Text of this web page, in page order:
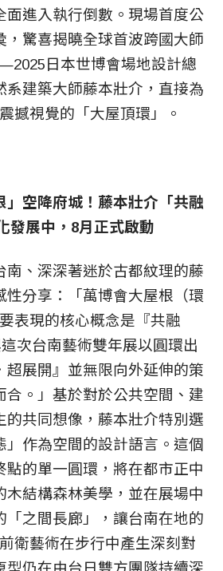
面進入執行倒數。現場首度公
，驚喜揭曉全球首波跨國大師
日本世博會場地設計總
系建築大師藤本壯介，直接為
撼視覺的「大屋頂環」。
」空降府城！藤本壯介「共融
發展中，8月正式啟動
南、深深著迷於古都紋理的藤
性分享：「萬博會大屋根（環
表現的核心概念是『共融
這次台南藝術雙年展以圓環出
超展開』並無限向外延伸的策
合。」基於對於公共空間、建
的共同想像，藤本壯介特別選
」作為空間的設計語言。這個
點的單一圓環，將在都市正中
木結構森林美學，並在展場中
「之間長廊」，讓台南在地的
衛藝術在步行中產生深刻對